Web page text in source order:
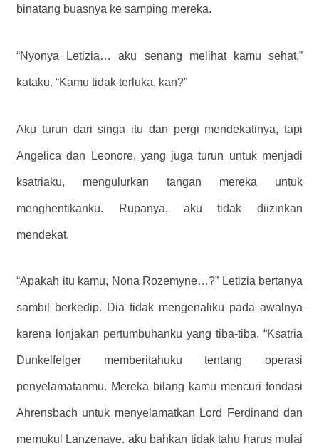
binatang buasnya ke samping mereka.
“Nyonya Letizia… aku senang melihat kamu sehat,”
kataku. “Kamu tidak terluka, kan?”
Aku turun dari singa itu dan pergi mendekatinya, tapi
Angelica dan Leonore, yang juga turun untuk menjadi
ksatriaku, mengulurkan tangan mereka untuk
menghentikanku. Rupanya, aku tidak diizinkan
mendekat.
“Apakah itu kamu, Nona Rozemyne…?” Letizia bertanya
sambil berkedip. Dia tidak mengenaliku pada awalnya
karena lonjakan pertumbuhanku yang tiba-tiba. “Ksatria
Dunkelfelger memberitahuku tentang operasi
penyelamatanmu. Mereka bilang kamu mencuri fondasi
Ahrensbach untuk menyelamatkan Lord Ferdinand dan
memukul Lanzenave. aku bahkan tidak tahu harus mulai